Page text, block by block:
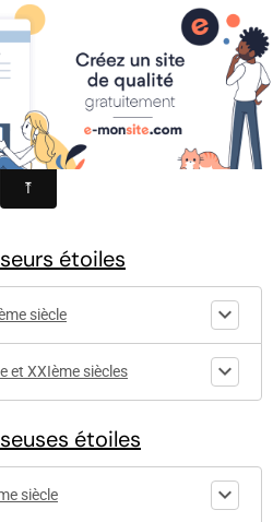
de l'Opéra de Paris
étoiles
siècle
et XXIème siècles
étoiles
siècle